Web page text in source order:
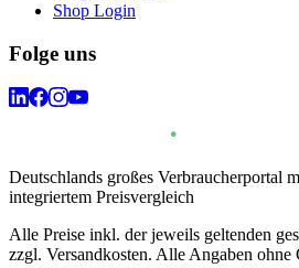
Shop Login
Folge uns
Deutschlands großes Verbraucherportal
integriertem Preisvergleich
Alle Preise inkl. der jeweils geltenden
zzgl. Versandkosten. Alle Angaben ohne